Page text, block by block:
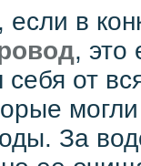
если в
, это
от
За